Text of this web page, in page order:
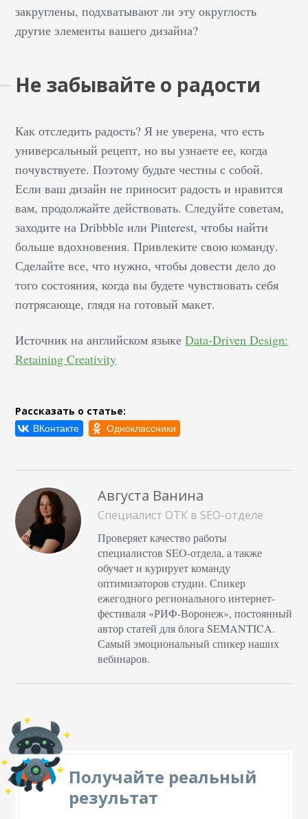
закруглены, подхватывают ли эту округлость
другие элементы вашего дизайна?
Не забывайте о радости
Как отследить радость? Я не уверена, что есть
универсальный рецепт, но вы узнаете ее, когда
почувствуете. Поэтому будьте честны с собой.
Если ваш дизайн не приносит радость и нравится
вам, продолжайте действовать. Следуйте советам,
заходите на Dribbble или Pinterest, чтобы найти
больше вдохновения. Привлеките свою команду.
Сделайте все, что нужно, чтобы довести дело до
того состояния, когда вы будете чувствовать себя
потрясающе, глядя на готовый макет.
Источник на английском языкеData-Driven Design:
Retaining Creativity
Рассказать о статье:
Августа Ванина
Специалист ОТК в SEO-отделе
Проверяет качество работы
специалистов SEO-отдела, а также
обучает и курирует команду
оптимизаторов студии. Спикер
ежегодного регионального интернет-
фестиваля «РИФ-Воронеж», постоянный
автор статей для блога SEMANTICA.
Самый эмоциональный спикер наших
вебинаров.
Получайте реальный
результат